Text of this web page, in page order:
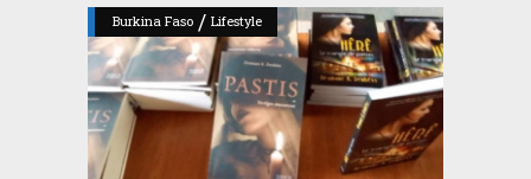
Burkina Faso / Lifestyle